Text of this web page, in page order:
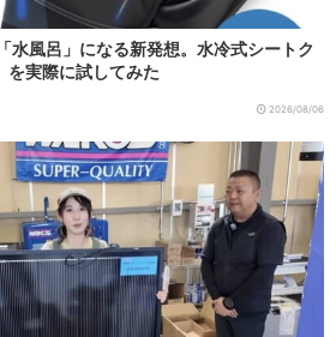
水風呂」になる新発想。水冷式シートク
を実際に試してみた
2026/08/06